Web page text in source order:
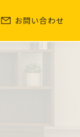
お問い合わせ